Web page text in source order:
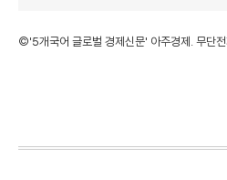
©'5개국어 글로벌 경제신문' 아주경제. 무단전